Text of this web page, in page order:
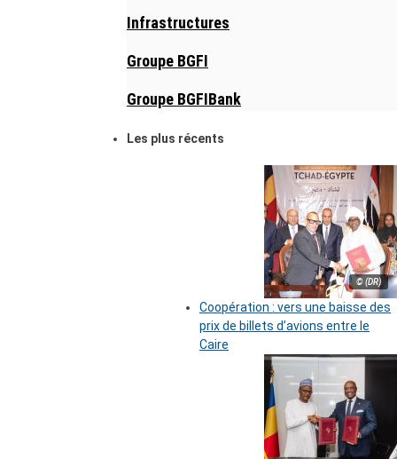
Infrastructures
Groupe BGFI
Groupe BGFIBank
Les plus récents
© (DR)
Coopération : vers une baisse des
prix de billets d’avions entre le
Caire